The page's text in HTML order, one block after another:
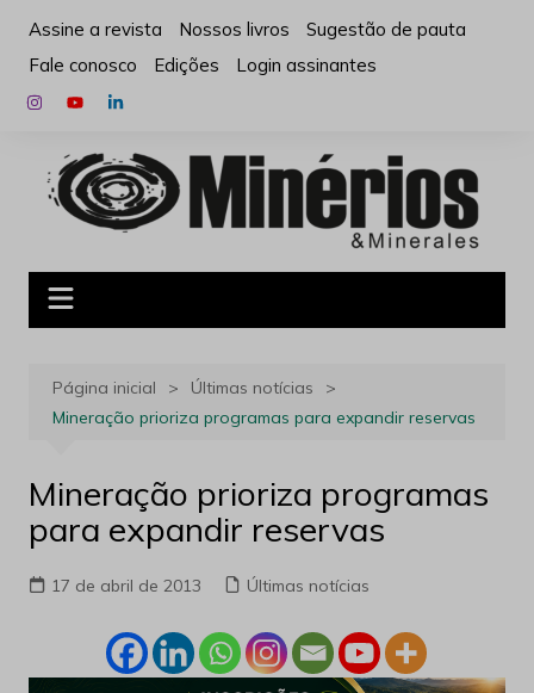
para
conteúdo
Assine a revista Nossos livros
Sugestão de pauta
Fale conosco
Edições Login assinantes
Página inicial
Últimas notícias
Mineração prioriza programas para expandir reservas
Mineração prioriza programas
para expandir reservas
17 de abril de 2013 Últimas notícias